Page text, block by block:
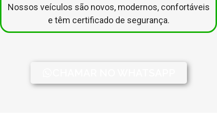
Nossos veículos são novos, modernos, confortáveis
e têm certificado de segurança.